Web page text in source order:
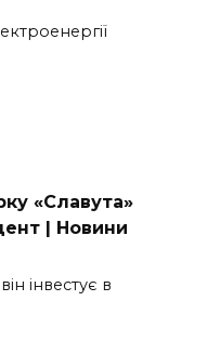
«Славута»
| Новини
інвестує в